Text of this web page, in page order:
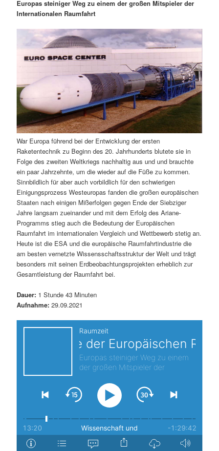
e
n
I
n
h
a
l
t
s
p
r
i
n
ä
r
e
n
I
n
h
a
l
t
s
p
g
n
n
a
o
n
Europas steiniger Weg zu einem der großen Mitspieler der
Internationalen Raumfahrt
War Europa führend bei der Entwicklung der ersten
Raketentechnik zu Beginn des 20. Jahrhunderts blutete sie in
Folge des zweiten Weltkriegs nachhaltig aus und und brauchte
ein paar Jahrzehnte, um die wieder auf die Füße zu kommen.
Sinnbildlich für aber auch vorbildlich für den schwierigen
Einigungsprozess Westeuropas fanden die großen europäischen
Staaten nach einigen Mißerfolgen gegen Ende der Siebziger
Jahre langsam zueinander und mit dem Erfolg des Ariane-
Programms stieg auch die Bedeutung der Europäischen
Raumfahrt im internationalen Vergleich und Wettbewerb stetig an.
Heute ist die ESA und die europäische Raumfahrtindustrie die
am besten vernetzte Wissensschaftsstruktur der Welt und trägt
besonders mit seinen Erdbeobachtungsprojekten erheblich zur
Gesamtleistung der Raumfahrt bei.
Dauer: 1 Stunde 43 Minuten
Aufnahme: 29.09.2021